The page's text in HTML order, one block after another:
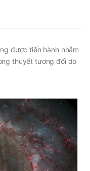
được tiến hành nhằm
thuyết tương đối do